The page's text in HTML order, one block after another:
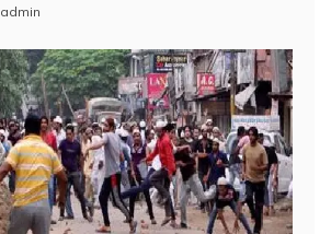
admin